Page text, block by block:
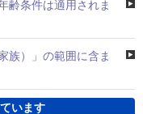
齢条件は適用されま
族）」の範囲に含ま
います